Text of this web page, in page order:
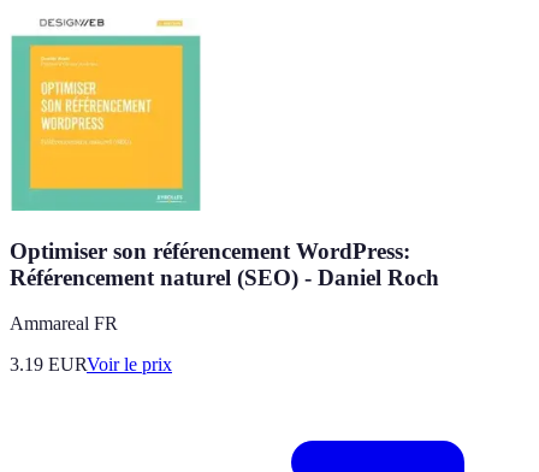
Optimiser son référencement WordPress:
Référencement naturel (SEO) - Daniel Roch
Ammareal FR
3.19 EURVoir le prix